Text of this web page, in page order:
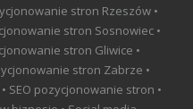
stron Rzeszów •
stron Sosnowiec •
stron Gliwice •
stron Zabrze •
SEO pozycjonowanie stron •